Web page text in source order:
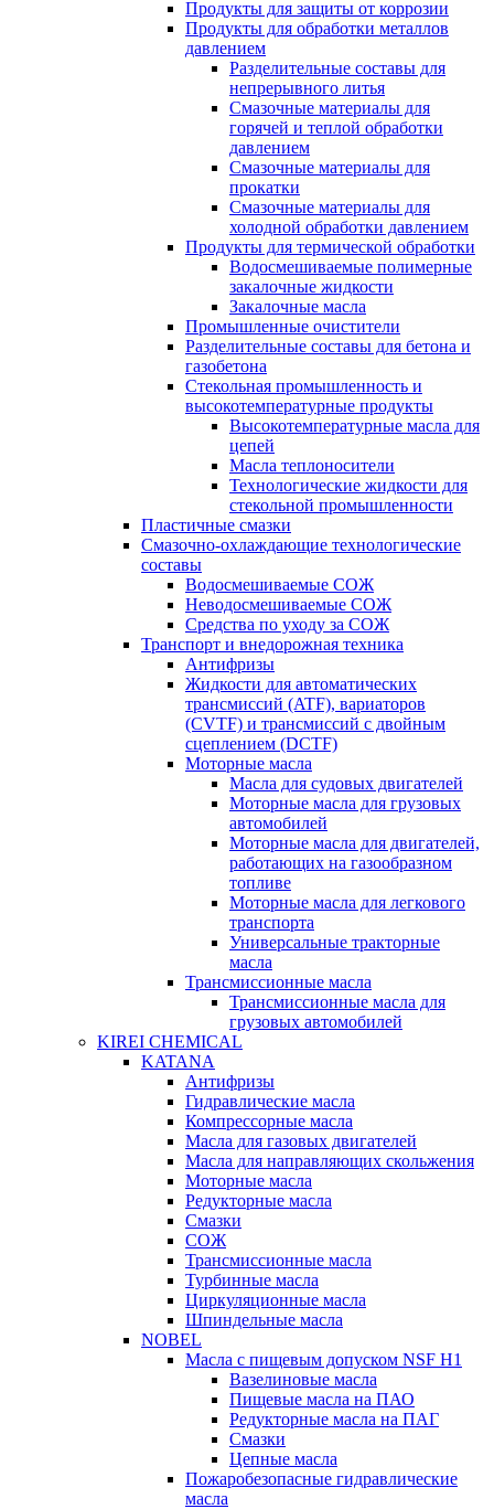
Продукты для защиты от коррозии
Продукты для обработки металлов
давлением
Разделительные составы для
непрерывного литья
Смазочные материалы для
горячей и теплой обработки
давлением
Смазочные материалы для
прокатки
Смазочные материалы для
холодной обработки давлением
Продукты для термической обработки
Водосмешиваемые полимерные
закалочные жидкости
Закалочные масла
Промышленные очистители
Разделительные составы для бетона и
газобетона
Стекольная промышленность и
высокотемпературные продукты
Высокотемпературные масла для
цепей
Масла теплоносители
Технологические жидкости для
стекольной промышленности
Пластичные смазки
Смазочно-охлаждающие технологические
составы
Водосмешиваемые СОЖ
Неводосмешиваемые СОЖ
Средства по уходу за СОЖ
Транспорт и внедорожная техника
Антифризы
Жидкости для автоматических
трансмиссий (ATF), вариаторов
(CVTF) и трансмиссий с двойным
сцеплением (DCTF)
Моторные масла
Масла для судовых двигателей
Моторные масла для грузовых
автомобилей
Моторные масла для двигателей,
работающих на газообразном
топливе
Моторные масла для легкового
транспорта
Универсальные тракторные
масла
Трансмиссионные масла
Трансмиссионные масла для
грузовых автомобилей
KIREI CHEMICAL
KATANA
Антифризы
Гидравлические масла
Компрессорные масла
Масла для газовых двигателей
Масла для направляющих скольжения
Моторные масла
Редукторные масла
Смазки
СОЖ
Трансмиссионные масла
Турбинные масла
Циркуляционные масла
Шпиндельные масла
NOBEL
Масла с пищевым допуском NSF H1
Вазелиновые масла
Пищевые масла на ПАО
Редукторные масла на ПАГ
Смазки
Цепные масла
Пожаробезопасные гидравлические
масла